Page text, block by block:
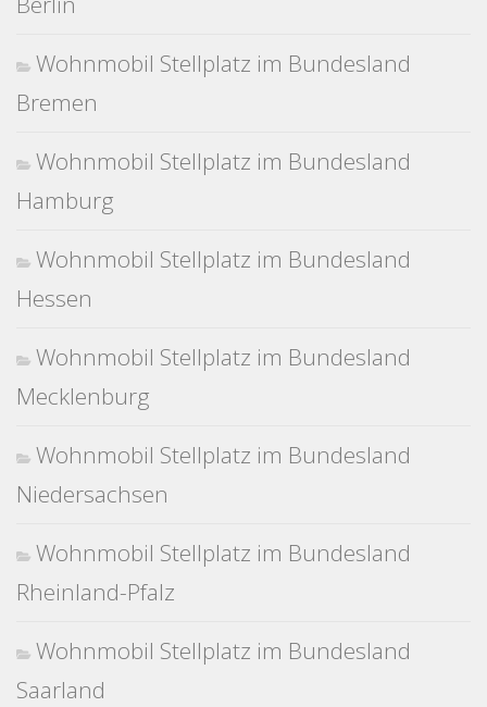
Wohnmobil Stellplatz im Bundesland
Bremen
Wohnmobil Stellplatz im Bundesland
Hamburg
Wohnmobil Stellplatz im Bundesland
Hessen
Wohnmobil Stellplatz im Bundesland
Mecklenburg
Wohnmobil Stellplatz im Bundesland
Niedersachsen
Wohnmobil Stellplatz im Bundesland
Rheinland-Pfalz
Wohnmobil Stellplatz im Bundesland
Saarland